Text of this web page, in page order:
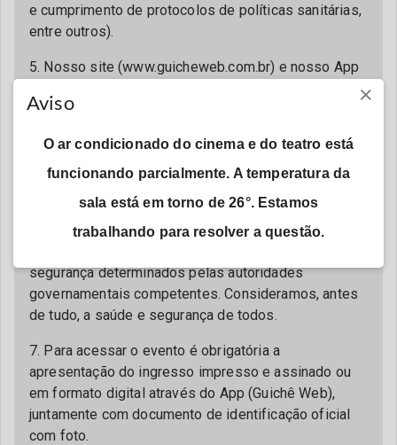
e cumprimento de protocolos de políticas sanitárias,
entre outros).
5. Nosso site (www.guicheweb.com.br) e nosso App
vendas da Guichê Web. Não nos responsabilizamos,
adquiridos com terceiros ou por meio de qualquer
endereço/domínio diverso do oficial.
6. A Guichê Web não permite e repudia a venda de
ingressos para eventos irregulares, que não estejam
segurança determinados pelas autoridades
governamentais competentes. Consideramos, antes
de tudo, a saúde e segurança de todos.
7. Para acessar o evento é obrigatória a
apresentação do ingresso impresso e assinado ou
em formato digital através do App (Guichê Web),
juntamente com documento de identificação oficial
com foto.
×
Aviso
O ar condicionado do cinema e do teatro está
funcionando parcialmente. A temperatura da
sala está em torno de 26°. Estamos
trabalhando para resolver a questão.